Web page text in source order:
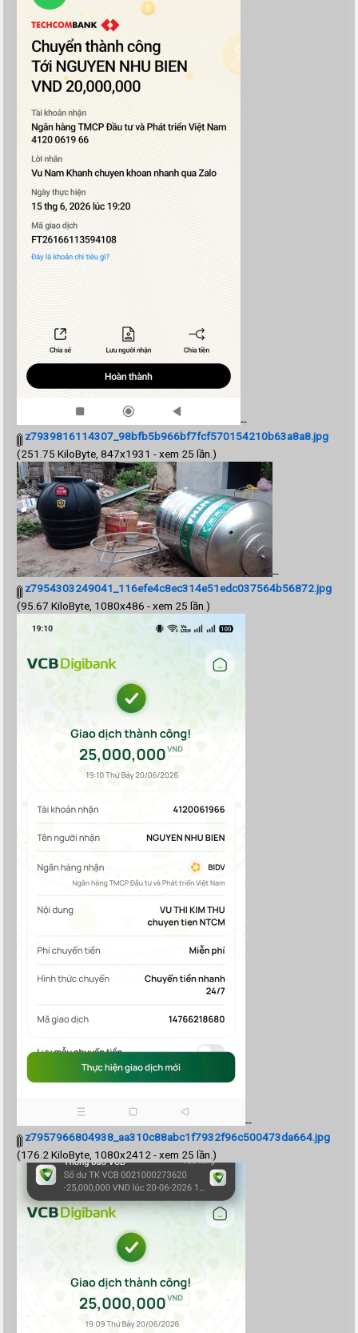
--
z7939816114307_98bfb5b966bf7fcf570154210b63a8a8.jpg
(251.75 KiloByte, 847x1931 - xem 25 lần.)
--
z7954303249041_116efe4c8ec314e51edc037564b56872.jpg
(95.67 KiloByte, 1080x486 - xem 25 lần.)
--
z7957966804938_aa310c88abc1f7932f96c500473da664.jpg
(176.2 KiloByte, 1080x2412 - xem 25 lần.)